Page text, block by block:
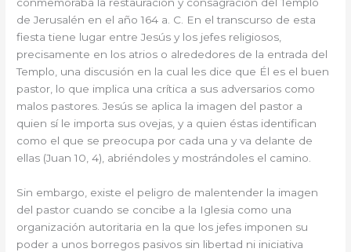
conmemoraba la restauración y consagración del Templo
de Jerusalén en el año 164 a. C. En el transcurso de esta
fiesta tiene lugar entre Jesús y los jefes religiosos,
precisamente en los atrios o alrededores de la entrada del
Templo, una discusión en la cual les dice que Él es el buen
pastor, lo que implica una crítica a sus adversarios como
malos pastores. Jesús se aplica la imagen del pastor a
quien sí le importa sus ovejas, y a quien éstas identifican
como el que se preocupa por cada una y va delante de
ellas (Juan 10, 4), abriéndoles y mostrándoles el camino.
Sin embargo, existe el peligro de malentender la imagen
del pastor cuando se concibe a la Iglesia como una
organización autoritaria en la que los jefes imponen su
poder a unos borregos pasivos sin libertad ni iniciativa